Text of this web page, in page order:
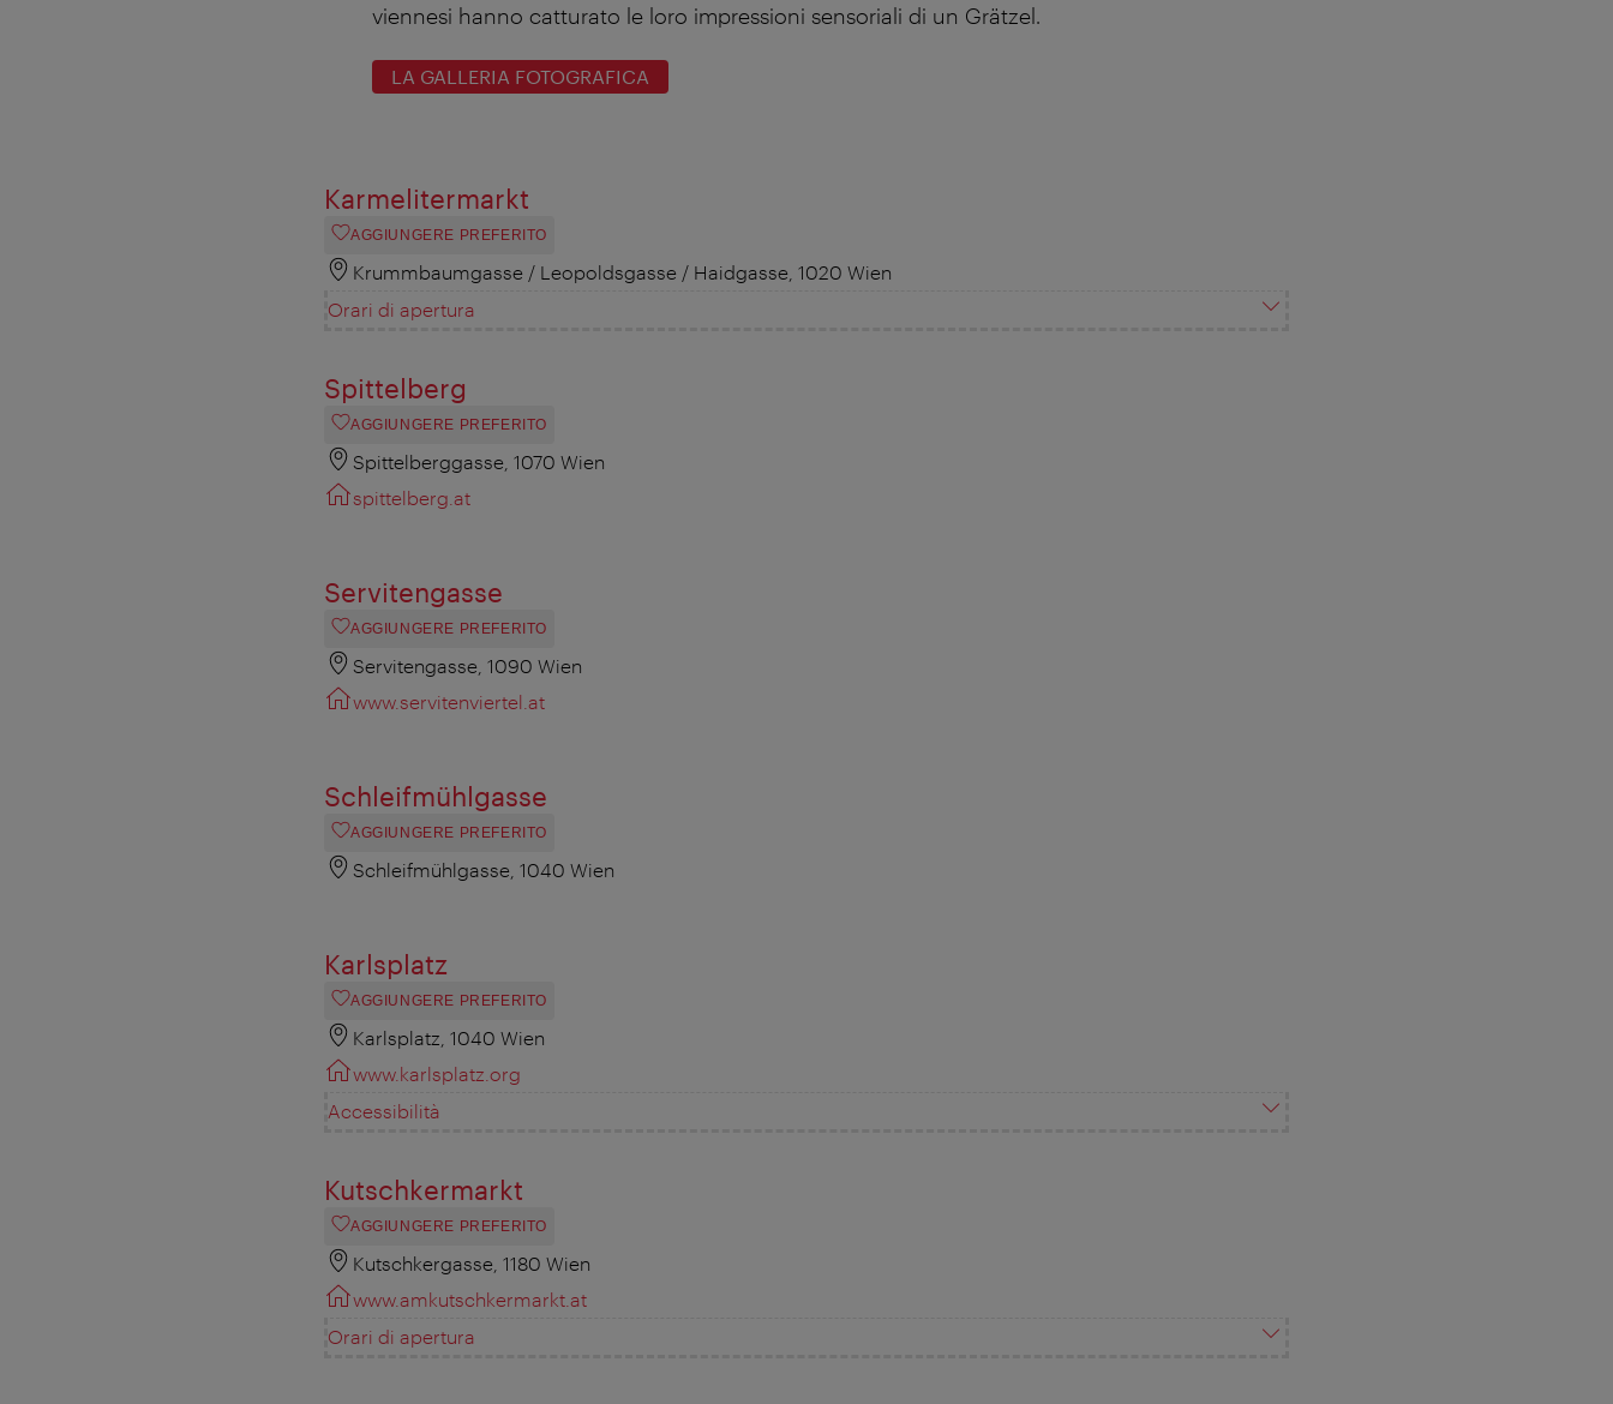
viennesi hanno catturato le loro impressioni sensoriali di un Grätzel.
LA GALLERIA FOTOGRAFICA
Karmelitermarkt
AGGIUNGERE PREFERITO
Krummbaumgasse / Leopoldsgasse / Haidgasse, 1020 Wien
Orari di apertura
Spittelberg
AGGIUNGERE PREFERITO
Spittelberggasse, 1070 Wien
spittelberg.at
Servitengasse
AGGIUNGERE PREFERITO
Servitengasse, 1090 Wien
www.servitenviertel.at
Schleifmühlgasse
AGGIUNGERE PREFERITO
Schleifmühlgasse, 1040 Wien
Karlsplatz
AGGIUNGERE PREFERITO
Karlsplatz, 1040 Wien
www.karlsplatz.org
Accessibilità
Kutschkermarkt
AGGIUNGERE PREFERITO
Kutschkergasse, 1180 Wien
www.amkutschkermarkt.at
Orari di apertura